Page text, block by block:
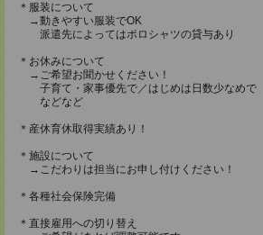
＊服装について
→動きやすい服装でOK
派遣先によってはポロシャツの貸与あり
＊お休みについて
→ご希望お聞かせください！
子育て・家事優先で／はじめは日数少なめで
などなど
＊産休育休取得実績あり！
＊施設について
→こだわりは担当にお申し付けください！
＊各種社会保険完備
＊直接雇用への切り替え